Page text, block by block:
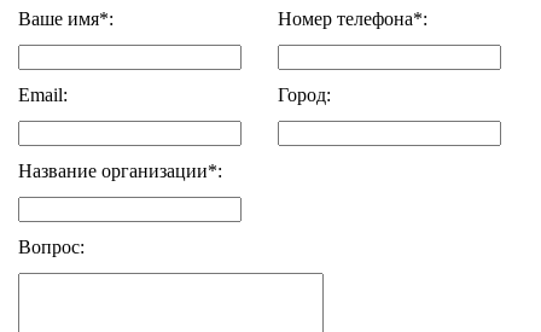
Ваше имя*:
Номер телефона*:
Email: Город:
Название организации*:
Вопрос: